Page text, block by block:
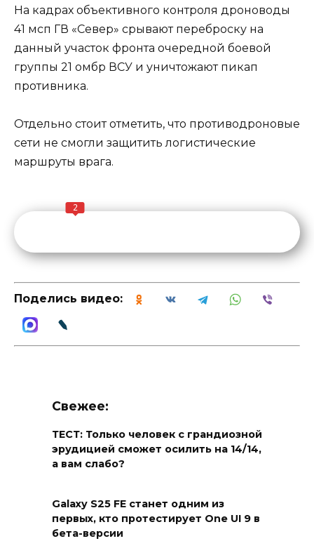
На кадрах объективного контроля дроноводы
41 мсп ГВ «Север» срывают переброску на
данный участок фронта очередной боевой
группы 21 омбр ВСУ и уничтожают пикап
противника.
Отдельно стоит отметить, что противодроновые
сети не смогли защитить логистические
маршруты врага.
2
Поделись видео:
Свежее:
ТЕСТ: Только человек с грандиозной
эрудицией сможет осилить на 14/14,
а вам слабо?
Galaxy S25 FE станет одним из
первых, кто протестирует One UI 9 в
бета-версии